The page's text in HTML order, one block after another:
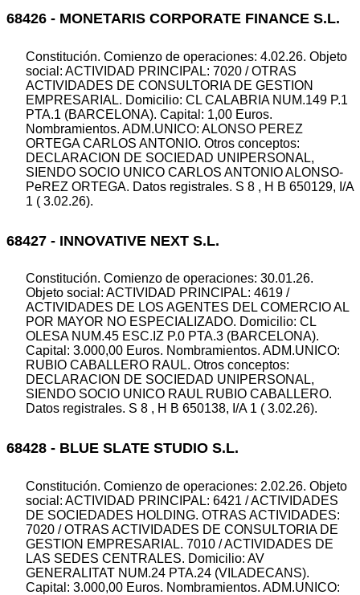
68426 - MONETARIS CORPORATE FINANCE S.L.
Constitución. Comienzo de operaciones: 4.02.26. Objeto
social: ACTIVIDAD PRINCIPAL: 7020 / OTRAS
ACTIVIDADES DE CONSULTORIA DE GESTION
EMPRESARIAL. Domicilio: CL CALABRIA NUM.149 P.1
PTA.1 (BARCELONA). Capital: 1,00 Euros.
Nombramientos. ADM.UNICO: ALONSO PEREZ
ORTEGA CARLOS ANTONIO. Otros conceptos:
DECLARACION DE SOCIEDAD UNIPERSONAL,
SIENDO SOCIO UNICO CARLOS ANTONIO ALONSO-
PeREZ ORTEGA. Datos registrales. S 8 , H B 650129, I/A
1 ( 3.02.26).
68427 - INNOVATIVE NEXT S.L.
Constitución. Comienzo de operaciones: 30.01.26.
Objeto social: ACTIVIDAD PRINCIPAL: 4619 /
ACTIVIDADES DE LOS AGENTES DEL COMERCIO AL
POR MAYOR NO ESPECIALIZADO. Domicilio: CL
OLESA NUM.45 ESC.IZ P.0 PTA.3 (BARCELONA).
Capital: 3.000,00 Euros. Nombramientos. ADM.UNICO:
RUBIO CABALLERO RAUL. Otros conceptos:
DECLARACION DE SOCIEDAD UNIPERSONAL,
SIENDO SOCIO UNICO RAUL RUBIO CABALLERO.
Datos registrales. S 8 , H B 650138, I/A 1 ( 3.02.26).
68428 - BLUE SLATE STUDIO S.L.
Constitución. Comienzo de operaciones: 2.02.26. Objeto
social: ACTIVIDAD PRINCIPAL: 6421 / ACTIVIDADES
DE SOCIEDADES HOLDING. OTRAS ACTIVIDADES:
7020 / OTRAS ACTIVIDADES DE CONSULTORIA DE
GESTION EMPRESARIAL. 7010 / ACTIVIDADES DE
LAS SEDES CENTRALES. Domicilio: AV
GENERALITAT NUM.24 PTA.24 (VILADECANS).
Capital: 3.000,00 Euros. Nombramientos. ADM.UNICO: